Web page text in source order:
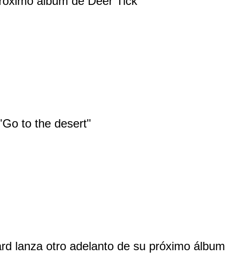
to the desert"
lanza otro adelanto de su próximo álbum